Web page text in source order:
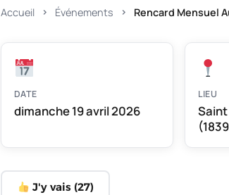
Accueil Événements Rencard Mensuel
DATE
dimanche 19 avril 2026
LIEU
Saint
J'y vais (27)